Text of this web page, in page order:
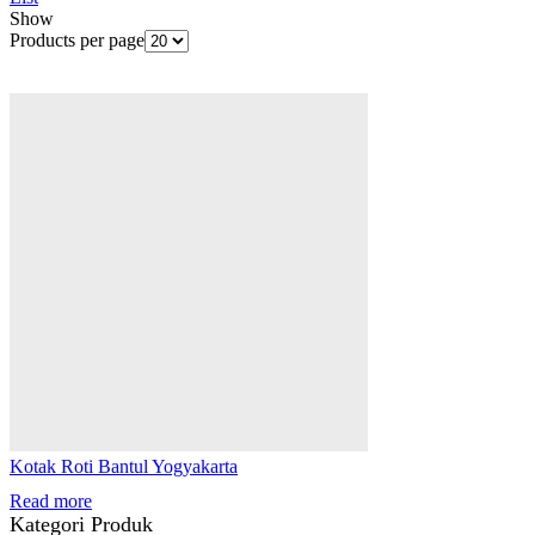
Show
Products per page
Kotak Roti Bantul Yogyakarta
Read more
Kategori Produk